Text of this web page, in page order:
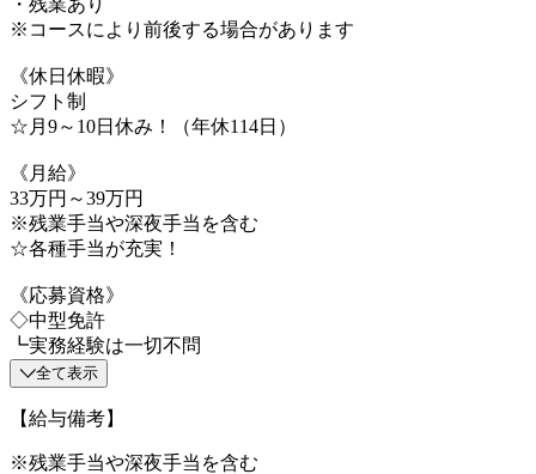
※コースにより前後する場合があります
《休日休暇》
シフト制
☆月9～10日休み！（年休114日）
《月給》
33万円～39万円
※残業手当や深夜手当を含む
☆各種手当が充実！
《応募資格》
◇中型免許
┗実務経験は一切不問
全て表示
【給与備考】
※残業手当や深夜手当を含む